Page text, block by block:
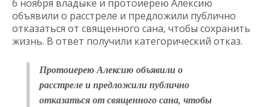
6 ноября владыке и протоиерею Алексию
объявили о расстреле и предложили публично
отказаться от священного сана, чтобы сохранить
жизнь. В ответ получили категорический отказ.
Протоиерею Алексию объявили о
расстреле и предложили публично
отказаться от священного сана, чтобы